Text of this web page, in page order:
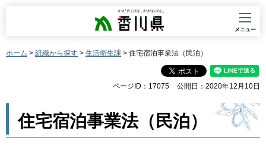
香川県
メニュー
ホーム > 組織から探す > 生活衛生課 > 住宅宿泊事業法（民泊）
ページID：17075 公開日：2020年12月10日
住宅宿泊事業法（民泊）